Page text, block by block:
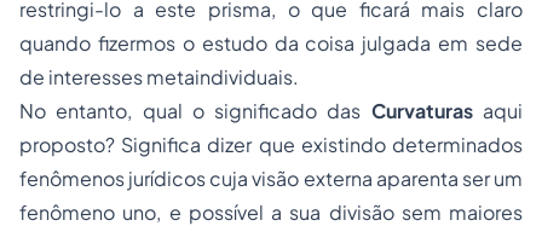
restringi-lo a este prisma, o que ficará mais claro
quando fizermos o estudo da coisa julgada em sede
de interesses metaindividuais.
No entanto, qual o significado das Curvaturasaqui
proposto? Significa dizer que existindo determinados
fenômenos jurídicos cuja visão externa aparenta ser um
fenômeno uno, e possível a sua divisão sem maiores